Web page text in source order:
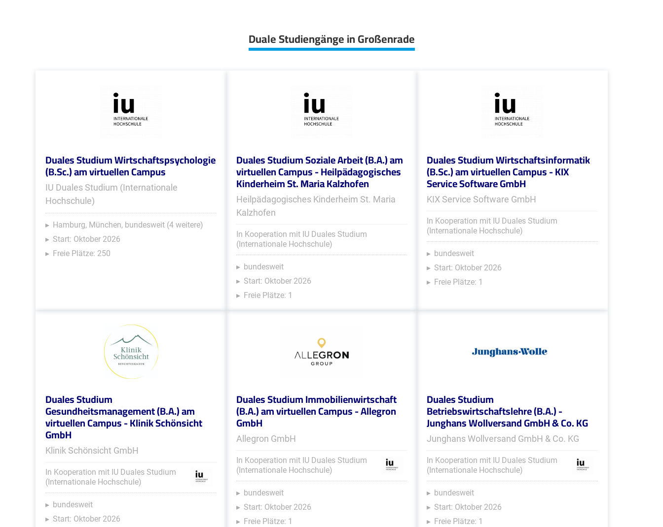
Duale Studiengänge in Großenrade
Duales Studium Wirtschaftspsychologie
(B.Sc.) am virtuellen Campus
IU Duales Studium (Internationale
Hochschule)
Hamburg, München, bundesweit (4 weitere)
Start: Oktober 2026
Freie Plätze: 250
Duales Studium Soziale Arbeit (B.A.) am
virtuellen Campus - Heilpädagogisches
Kinderheim St. Maria Kalzhofen
Heilpädagogisches Kinderheim St. Maria
Kalzhofen
In Kooperation mit IU Duales Studium
(Internationale Hochschule)
bundesweit
Start: Oktober 2026
Freie Plätze: 1
Duales Studium Wirtschaftsinformatik
(B.Sc.) am virtuellen Campus - KIX
Service Software GmbH
KIX Service Software GmbH
In Kooperation mit IU Duales Studium
(Internationale Hochschule)
bundesweit
Start: Oktober 2026
Freie Plätze: 1
Duales Studium
Gesundheitsmanagement (B.A.) am
virtuellen Campus - Klinik Schönsicht
GmbH
Klinik Schönsicht GmbH
In Kooperation mit IU Duales Studium
(Internationale Hochschule)
bundesweit
Start: Oktober 2026
Duales Studium Immobilienwirtschaft
(B.A.) am virtuellen Campus - Allegron
GmbH
Allegron GmbH
In Kooperation mit IU Duales Studium
(Internationale Hochschule)
bundesweit
Start: Oktober 2026
Freie Plätze: 1
Duales Studium
Betriebswirtschaftslehre (B.A.) -
Junghans Wollversand GmbH & Co. KG
Junghans Wollversand GmbH & Co. KG
In Kooperation mit IU Duales Studium
(Internationale Hochschule)
bundesweit
Start: Oktober 2026
Freie Plätze: 1